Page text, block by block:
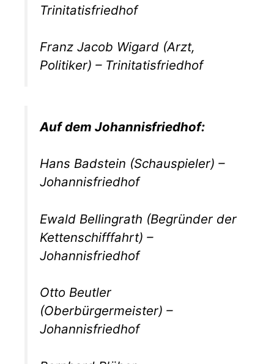
Trinitatisfriedhof
Franz Jacob Wigard (Arzt,
Politiker) – Trinitatisfriedhof
Auf dem Johannisfriedhof:
Hans Badstein (Schauspieler) –
Johannisfriedhof
Ewald Bellingrath (Begründer der
Kettenschifffahrt) –
Johannisfriedhof
Otto Beutler
(Oberbürgermeister) –
Johannisfriedhof